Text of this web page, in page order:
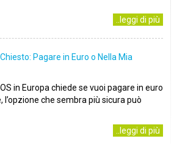
..leggi di più
Pagare in Euro o Nella Mia
in Europa chiede se vuoi pagare in euro
l’opzione che sembra più sicura può
..leggi di più